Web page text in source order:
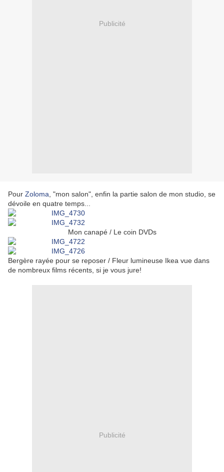
Publicité
Pour Zoloma , "mon salon", enfin la partie salon de mon studio, se
dévoile en quatre temps...
Mon canapé / Le coin DVDs
Bergère rayée pour se reposer / Fleur lumineuse Ikea vue dans
de nombreux films récents, si je vous jure!
Publicité